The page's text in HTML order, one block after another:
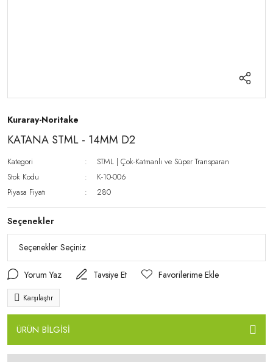
Kuraray-Noritake
KATANA STML - 14MM D2
Kategori
STML | Çok-Katmanlı ve Süper Transparan
Stok Kodu
K-10-006
Piyasa Fiyatı
280
Seçenekler
Yorum Yaz Tavsiye Et
Karşılaştır
ÜRÜN BİLGİSİ